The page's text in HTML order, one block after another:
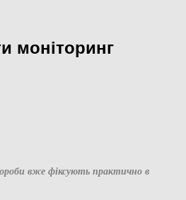
моніторинг
вже фіксують практично в